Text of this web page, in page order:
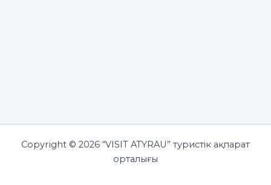
Copyright © 2026 “VISIT ATYRAU” туристік ақпарат
орталығы